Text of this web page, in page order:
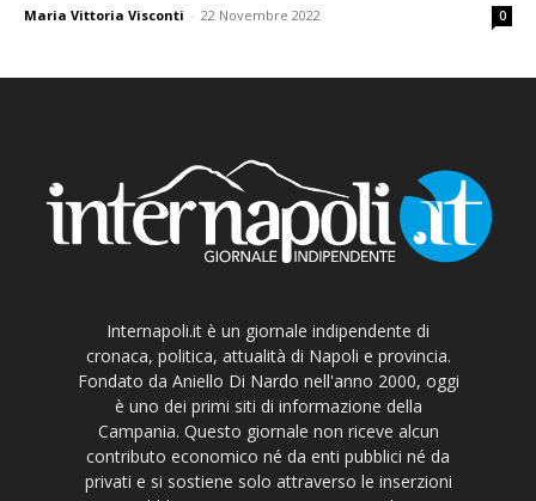
Maria Vittoria Visconti - 22 Novembre 2022 0
Internapoli.it è un giornale indipendente di
cronaca, politica, attualità di Napoli e provincia.
Fondato da Aniello Di Nardo nell'anno 2000, oggi
è uno dei primi siti di informazione della
Campania. Questo giornale non riceve alcun
contributo economico né da enti pubblici né da
privati e si sostiene solo attraverso le inserzioni